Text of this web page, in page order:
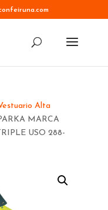
Alta
MARCA
USO 288-